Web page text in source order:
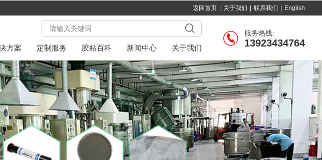
返回首页 关于我们 联系我们 English
服务热线:
13923434764
方案 定制服务 胶粘百科 新闻中心 关于我们